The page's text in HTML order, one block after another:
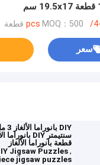
MOQ：500 قطعة
سعر
قطعة بانوراما الألغاز
,
Jigsaw Puzzles
jigsaw puzzles